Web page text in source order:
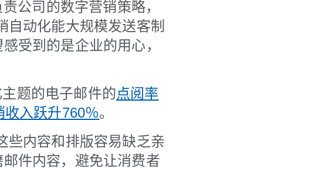
公司的数字营销策略，
自动化能大规模发送客制
受到的是企业的用心，
题的电子邮件的点阅率
收入跃升760％。
些内容和排版容易缺乏亲
件内容，避免让消费者